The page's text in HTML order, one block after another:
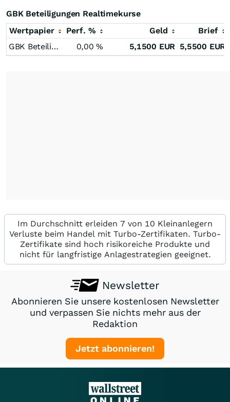
GBK Beteiligungen Realtimekurse
Wertpapier
Perf. % Geld
Brief
GBK Beteiligungen
0,00% 5,1500 EUR 5,5500 EUR
Im Durchschnitt erleiden 7 von 10 Kleinanlegern
Verluste beim Handel mit Turbo-Zertifikaten. Turbo-
Zertifikate sind hoch risikoreiche Produkte und
nicht für langfristige Anlagestrategien geeignet.
Newsletter
Abonnieren Sie unsere kostenlosen Newsletter
und verpassen Sie nichts mehr aus der
Redaktion
Jetzt abonnieren!